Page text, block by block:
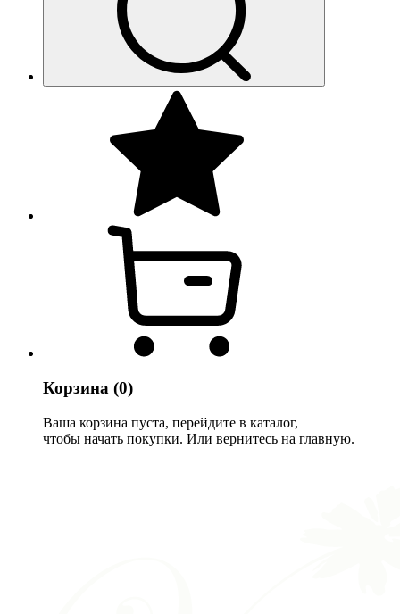
Корзина (0)
Ваша корзина пуста, перейдите в каталог,
чтобы начать покупки. Или вернитесь на главную.